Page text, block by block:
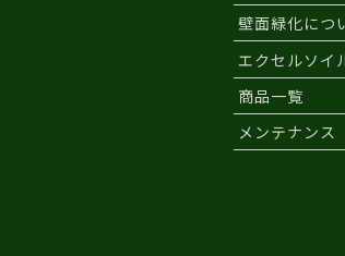
壁面緑化につ
エクセルソイ
商品一覧
メンテナンス